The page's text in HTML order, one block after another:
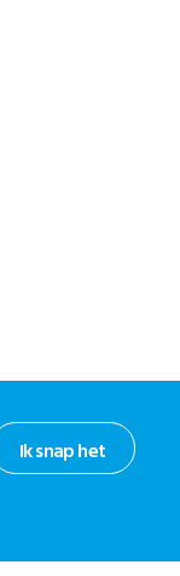
Ik snap het